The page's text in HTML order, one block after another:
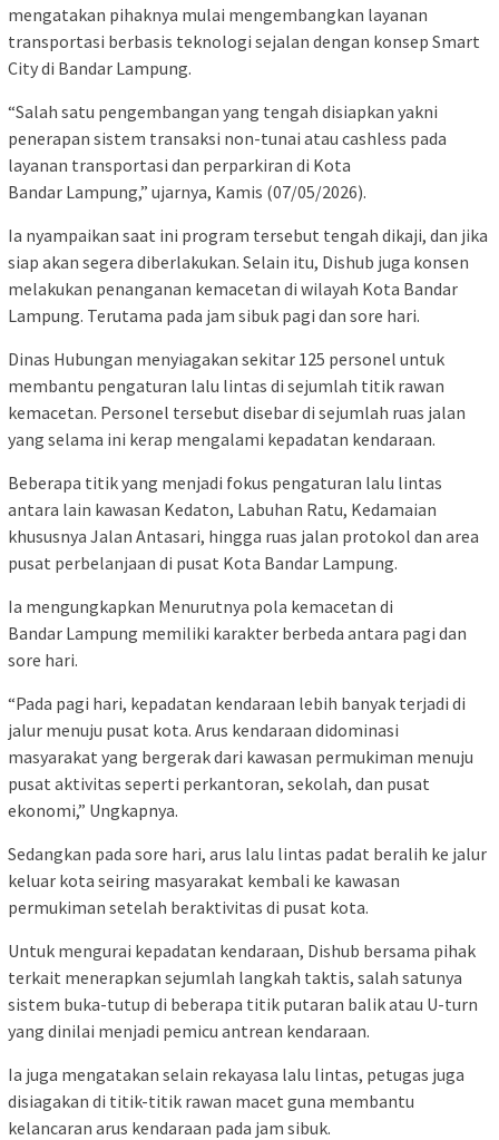
mengatakan pihaknya mulai mengembangkan layanan
transportasi berbasis teknologi sejalan dengan konsep Smart
City di Bandar Lampung.
“Salah satu pengembangan yang tengah disiapkan yakni
penerapan sistem transaksi non-tunai atau cashless pada
layanan transportasi dan perparkiran di Kota
Bandar Lampung,” ujarnya, Kamis (07/05/2026).
Ia nyampaikan saat ini program tersebut tengah dikaji, dan jika
siap akan segera diberlakukan. Selain itu, Dishub juga konsen
melakukan penanganan kemacetan di wilayah Kota Bandar
Lampung. Terutama pada jam sibuk pagi dan sore hari.
Dinas Hubungan menyiagakan sekitar 125 personel untuk
membantu pengaturan lalu lintas di sejumlah titik rawan
kemacetan. Personel tersebut disebar di sejumlah ruas jalan
yang selama ini kerap mengalami kepadatan kendaraan.
Beberapa titik yang menjadi fokus pengaturan lalu lintas
antara lain kawasan Kedaton, Labuhan Ratu, Kedamaian
khususnya Jalan Antasari, hingga ruas jalan protokol dan area
pusat perbelanjaan di pusat Kota Bandar Lampung.
Ia mengungkapkan Menurutnya pola kemacetan di
Bandar Lampung memiliki karakter berbeda antara pagi dan
sore hari.
“Pada pagi hari, kepadatan kendaraan lebih banyak terjadi di
jalur menuju pusat kota. Arus kendaraan didominasi
masyarakat yang bergerak dari kawasan permukiman menuju
pusat aktivitas seperti perkantoran, sekolah, dan pusat
ekonomi,” Ungkapnya.
Sedangkan pada sore hari, arus lalu lintas padat beralih ke jalur
keluar kota seiring masyarakat kembali ke kawasan
permukiman setelah beraktivitas di pusat kota.
Untuk mengurai kepadatan kendaraan, Dishub bersama pihak
terkait menerapkan sejumlah langkah taktis, salah satunya
sistem buka-tutup di beberapa titik putaran balik atau U-turn
yang dinilai menjadi pemicu antrean kendaraan.
Ia juga mengatakan selain rekayasa lalu lintas, petugas juga
disiagakan di titik-titik rawan macet guna membantu
kelancaran arus kendaraan pada jam sibuk.